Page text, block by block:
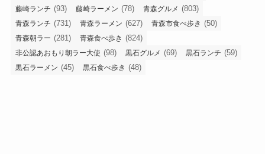
藤崎ランチ (93) 藤崎ラーメン (78) 青森グルメ (803)
青森ランチ (731) 青森ラーメン (627) 青森市食べ歩き (50)
青森朝ラー (281) 青森食べ歩き (824)
非公認あおもり朝ラー大使 (98) 黒石グルメ (69) 黒石ランチ (59)
黒石ラーメン (45) 黒石食べ歩き (48)